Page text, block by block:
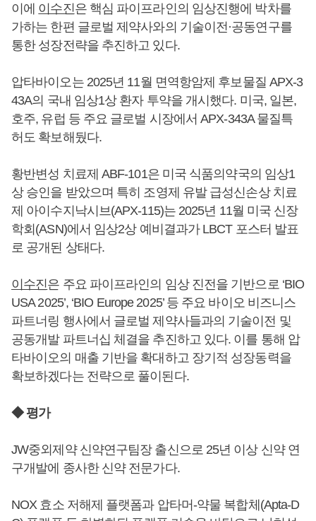
이에 이수진은 핵심 파이프라인의 임상진행에 박차를
가하는 한편 글로벌 제약사와의 기술이전·공동연구를
통한 성장전략을 추진하고 있다.
압타바이오는 2025년 11월 면역항암제 후보물질 APX-3
43A의 국내 임상1상 환자 투약을 개시했다. 미국, 일본,
호주, 유럽 등 주요 글로벌 시장에서 APX-343A 물질특
허도 확보해뒀다.
황반변성 치료제 ABF-101은 미국 식품의약국의 임상1
상 승인을 받았으며 특히 조영제 유발 급성신손상 치료
제 아이수지낙시브(APX-115)는 2025년 11월 미국 신장
학회(ASN)에서 임상2상 예비결과가 LBCT 포스터 발표
로 공개된 상태다.
이수진은 주요 파이프라인의 임상 진전을 기반으로 ‘BIO
USA 2025’, ‘BIO Europe 2025’ 등 주요 바이오 비즈니스
파트너링 행사에서 글로벌 제약사들과의 기술이전 및
공동개발 파트너십 체결을 추진하고 있다. 이를 통해 압
타바이오의 매출 기반을 확대하고 장기적 성장동력을
확보하겠다는 전략으로 풀이된다.
◆ 평가
JW중외제약 신약연구팀장 출신으로 25년 이상 신약 연
구개발에 종사한 신약 전문가다.
NOX 효소 저해제 플랫폼과 압타머-약물 복합체(Apta-D